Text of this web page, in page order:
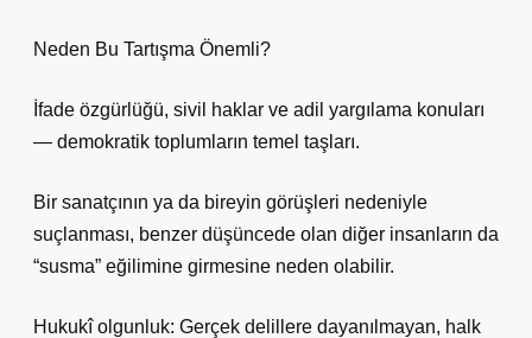
Neden Bu Tartışma Önemli?
İfade özgürlüğü, sivil haklar ve adil yargılama konuları
— demokratik toplumların temel taşları.
Bir sanatçının ya da bireyin görüşleri nedeniyle
suçlanması, benzer düşüncede olan diğer insanların da
“susma” eğilimine girmesine neden olabilir.
Hukukî olgunluk: Gerçek delillere dayanılmayan, halk